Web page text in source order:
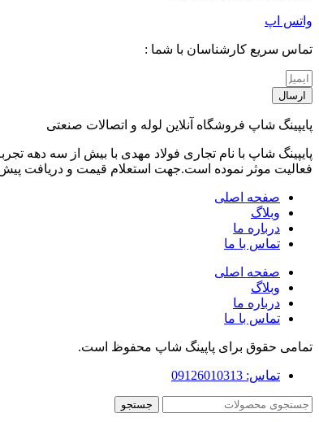
واتس اپ
تماس سریع کارشناسان با شما :
ارسال
پایپینگ شاپ فروشگاه آنلاین لوله و اتصالات صنعتی
پایپینگ شاپ با نام تجاری فولاد مهدی با بیش از سه دهه
فعالیت موثر نموده است.جهت استعلام قیمت و دریافت
صفحه اصلی
وبلاگ
درباره ما
تماس با ما
صفحه اصلی
وبلاگ
درباره ما
تماس با ما
تمامی حقوق برای پاپینگ شاپ محفوظ است.
تماس: 09126010313
جستجو